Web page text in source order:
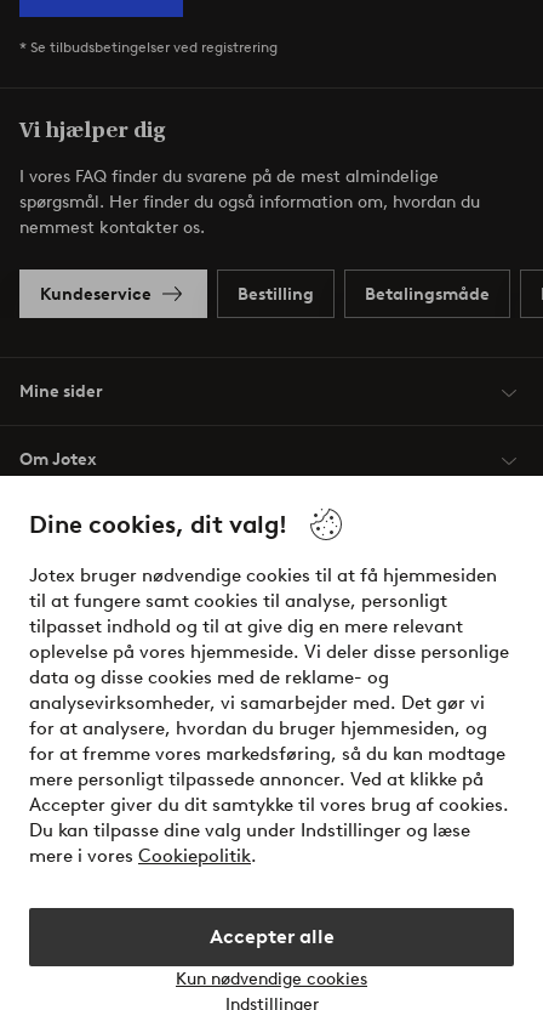
Dine cookies, dit valg!
Jotex bruger nødvendige cookies til at få hjemmesiden
til at fungere samt cookies til analyse, personligt
tilpasset indhold og til at give dig en mere relevant
oplevelse på vores hjemmeside. Vi deler disse personlige
data og disse cookies med de reklame- og
analysevirksomheder, vi samarbejder med. Det gør vi
for at analysere, hvordan du bruger hjemmesiden, og
for at fremme vores markedsføring, så du kan modtage
mere personligt tilpassede annoncer. Ved at klikke på
Accepter giver du dit samtykke til vores brug af cookies.
Du kan tilpasse dine valg under Indstillinger og læse
mere i vores Cookiepolitik.
Accepter alle
Kun nødvendige cookies
Indstillinger
* Se tilbudsbetingelser ved registrering
Vi hjælper dig
I vores FAQ finder du svarene på de mest almindelige
spørgsmål. Her finder du også information om, hvordan du
nemmest kontakter os.
Kundeservice Bestilling Betalingsmåde
Mine sider
Om Jotex
Vilkår
Venner
Sikre betalinger - betal nu eller del op
Vil du vide mere om vores betalingsmuligheder?
elpy